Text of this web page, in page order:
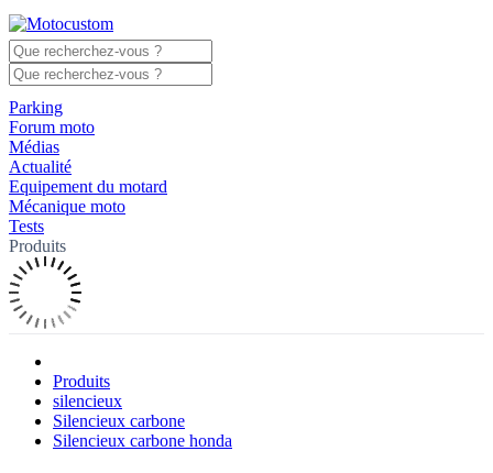
Parking
Forum moto
Médias
Actualité
Equipement du motard
Mécanique moto
Tests
Produits
Produits
silencieux
Silencieux carbone
Silencieux carbone honda